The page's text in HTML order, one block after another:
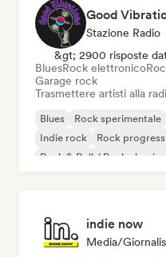
Good
Stazione Radio
&gt; 2900 risposte
BluesRock elettronico
Garage rock
Trasmettere artisti alla
Blues Rock sperimentale
Indie rock
Rock
Rock & Roll / Rock classico
indie now
Media/